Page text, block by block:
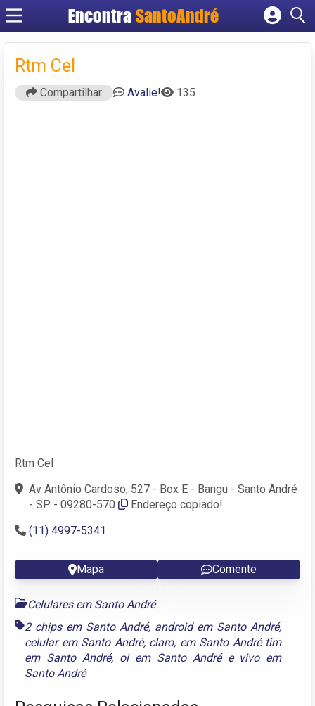
Encontra SantoAndré
Cadastrar empresa
Rtm Cel
Compartilhar Avalie! 135
Rtm Cel
Av Antônio Cardoso, 527 - Box E - Bangu - Santo André
- SP - 09280-570
Endereço copiado!
(11) 4997-5341
Mapa Comente
Celulares em Santo André
2 chips em Santo André, android em Santo André,
celular em Santo André, claro, em Santo André tim
em Santo André, oi em Santo Andrée vivo em
Santo André